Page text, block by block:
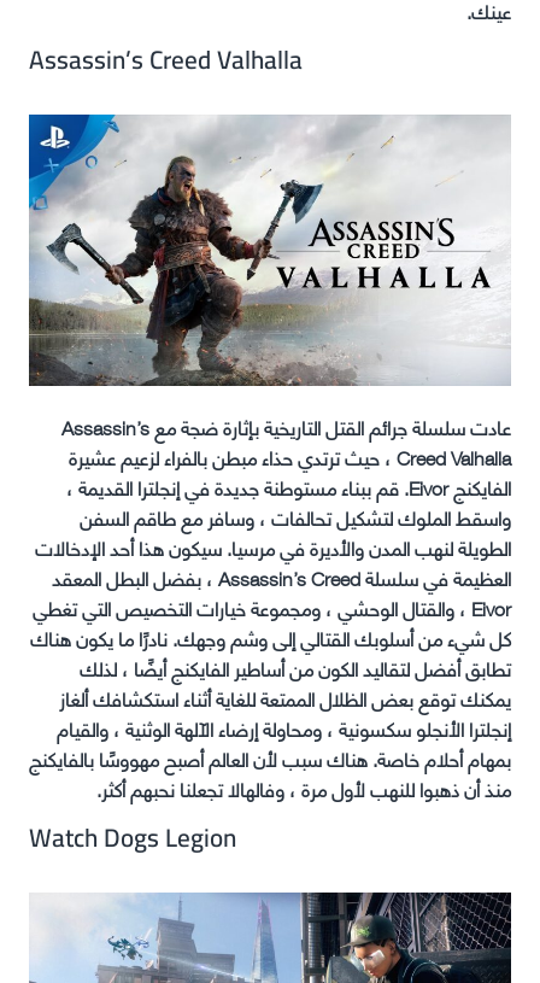
عينك.
Assassin’s Creed Valhalla
عادت سلسلة جرائم القتل التاريخية بإثارة ضجة مع Assassin’s
Creed Valhalla ، حيث ترتدي حذاء مبطن بالفراء لزعيم عشيرة
الفايكنج Eivor. قم ببناء مستوطنة جديدة في إنجلترا القديمة ،
واسقط الملوك لتشكيل تحالفات ، وسافر مع طاقم السفن
الطويلة لنهب المدن والأديرة في مرسيا. سيكون هذا أحد الإدخالات
العظيمة في سلسلة Assassin’s Creed ، بفضل البطل المعقد
Eivor ، والقتال الوحشي ، ومجموعة خيارات التخصيص التي تغطي
كل شيء من أسلوبك القتالي إلى وشم وجهك. نادرًا ما يكون هناك
تطابق أفضل لتقاليد الكون من أساطير الفايكنج أيضًا ، لذلك
يمكنك توقع بعض الظلال الممتعة للغاية أثناء استكشافك ألغاز
إنجلترا الأنجلو سكسونية ، ومحاولة إرضاء الآلهة الوثنية ، والقيام
بمهام أحلام خاصة. هناك سبب لأن العالم أصبح مهووسًا بالفايكنج
منذ أن ذهبوا للنهب لأول مرة ، وفالهالا تجعلنا نحبهم أكثر.
Watch Dogs Legion